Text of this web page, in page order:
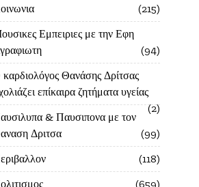
215
Εμπειριες με την Εφη
94
Θανάσης Δρίτσας
επίκαιρα ζητήματα υγείας
2
& Παυσιπονα με τον
Δριτσα
99
118
659